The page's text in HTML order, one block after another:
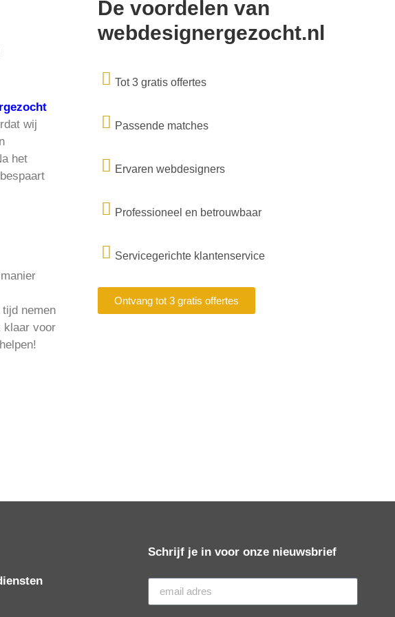
wij
het
nemen
klaar voor
De voordelen van
webdesignergezocht.nl
Tot 3 gratis offertes
Passende matches
Ervaren webdesigners
Professioneel en betrouwbaar
Servicegerichte klantenservice
Ontvang tot 3 gratis offertes
Schrijf je in voor onze nieuwsbrief